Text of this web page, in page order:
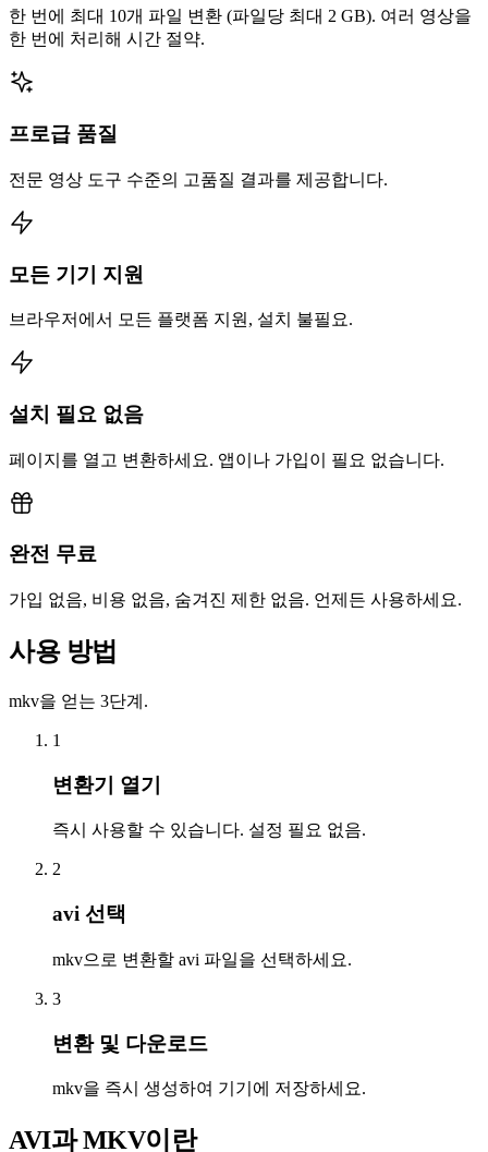
한 번에 최대 10개 파일 변환 (파일당 최대 2 GB). 여러 영상을
한 번에 처리해 시간 절약.
프로급 품질
전문 영상 도구 수준의 고품질 결과를 제공합니다.
모든 기기 지원
브라우저에서 모든 플랫폼 지원, 설치 불필요.
설치 필요 없음
페이지를 열고 변환하세요. 앱이나 가입이 필요 없습니다.
완전 무료
가입 없음, 비용 없음, 숨겨진 제한 없음. 언제든 사용하세요.
사용 방법
mkv을 얻는 3단계.
1
변환기 열기
즉시 사용할 수 있습니다. 설정 필요 없음.
2
avi 선택
mkv으로 변환할 avi 파일을 선택하세요.
3
변환 및 다운로드
mkv을 즉시 생성하여 기기에 저장하세요.
AVI과 MKV이란